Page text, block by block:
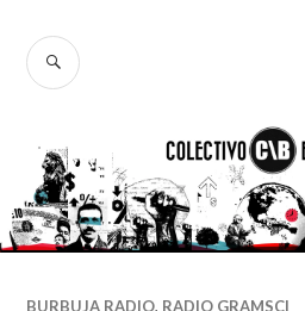
contenido
BUSCAR
BURBUJA RADIO, RADIO GRAMSCI